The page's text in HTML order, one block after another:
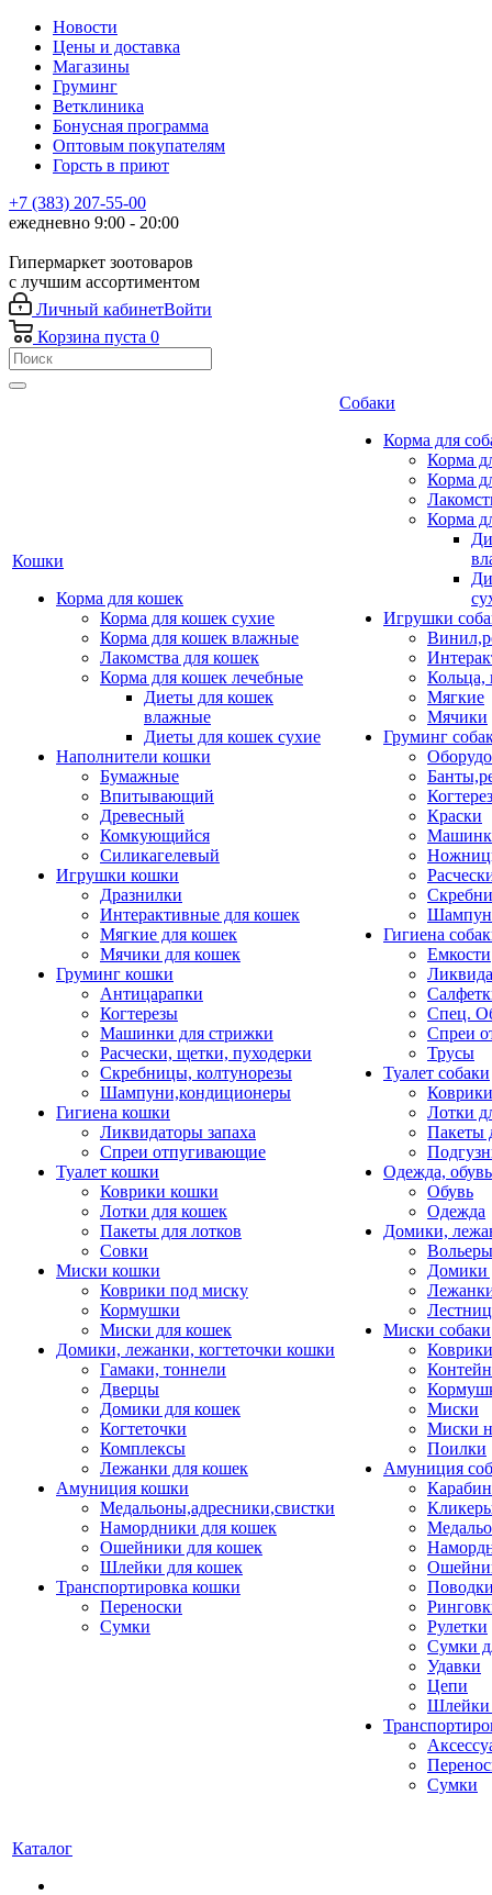
Новости
Цены и доставка
Магазины
Груминг
Ветклиника
Бонусная программа
Оптовым покупателям
Горсть в приют
+7 (383) 207-55-00
ежедневно 9:00 - 20:00
Гипермаркет зоотоваров
с лучшим ассортиментом
Личный кабинетВойти
Корзина пуста 0
Кошки
Корма для кошек
Корма для кошек сухие
Корма для кошек влажные
Лакомства для кошек
Корма для кошек лечебные
Диеты для кошек
влажные
Диеты для кошек сухие
Наполнители кошки
Бумажные
Впитывающий
Древесный
Комкующийся
Силикагелевый
Игрушки кошки
Дразнилки
Интерактивные для кошек
Мягкие для кошек
Мячики для кошек
Груминг кошки
Антицарапки
Когтерезы
Машинки для стрижки
Расчески, щетки, пуходерки
Скребницы, колтунорезы
Шампуни,кондиционеры
Гигиена кошки
Ликвидаторы запаха
Спреи отпугивающие
Туалет кошки
Коврики кошки
Лотки для кошек
Пакеты для лотков
Совки
Миски кошки
Коврики под миску
Кормушки
Миски для кошек
Домики, лежанки, когтеточки кошки
Гамаки, тоннели
Дверцы
Домики для кошек
Когтеточки
Комплексы
Лежанки для кошек
Амуниция кошки
Медальоны,адресники,свистки
Намордники для кошек
Ошейники для кошек
Шлейки для кошек
Транспортировка кошки
Переноски
Сумки
Собаки
Корма для
Корма
Корма
Корма
Игрушки
Кольца,
Мягкие
Мячики
Груминг
Краски
Гигиена
Емкости
Спец.
Спреи
Трусы
Туалет собаки
Коврики
Лотки
Пакеты
Одежда, обувь
Обувь
Одежда
Домики,
Домики
Миски собаки
Миски
Миски
Поилки
Амуниция
Рулетки
Сумки
Удавки
Цепи
Шлейки
Сумки
Каталог